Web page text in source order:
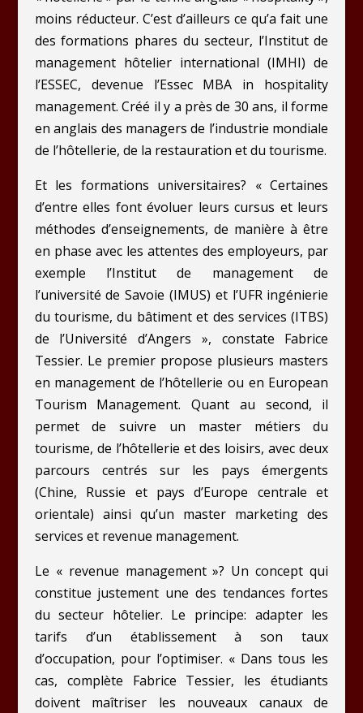
moins réducteur. C’est d’ailleurs ce qu’a fait une
des formations phares du secteur, l’Institut de
management hôtelier international (IMHI) de
l’ESSEC, devenue l’Essec MBA in hospitality
management. Créé il y a près de 30 ans, il forme
en anglais des managers de l’industrie mondiale
de l’hôtellerie, de la restauration et du tourisme.
Et les formations universitaires? « Certaines
d’entre elles font évoluer leurs cursus et leurs
méthodes d’enseignements, de manière à être
en phase avec les attentes des employeurs, par
exemple l’Institut de management de
l’université de Savoie (IMUS) et l’UFR ingénierie
du tourisme, du bâtiment et des services (ITBS)
de l’Université d’Angers », constate Fabrice
Tessier. Le premier propose plusieurs masters
en management de l’hôtellerie ou en European
Tourism Management. Quant au second, il
permet de suivre un master métiers du
tourisme, de l’hôtellerie et des loisirs, avec deux
parcours centrés sur les pays émergents
(Chine, Russie et pays d’Europe centrale et
orientale) ainsi qu’un master marketing des
services et revenue management.
Le « revenue management »? Un concept qui
constitue justement une des tendances fortes
du secteur hôtelier. Le principe: adapter les
tarifs d’un établissement à son taux
d’occupation, pour l’optimiser. « Dans tous les
cas, complète Fabrice Tessier, les étudiants
doivent maîtriser les nouveaux canaux de